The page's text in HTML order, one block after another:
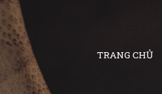
TRANG CHỦ